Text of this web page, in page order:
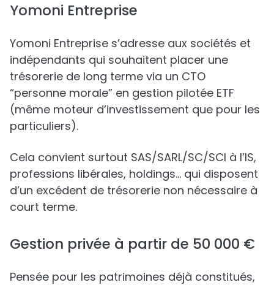
Yomoni Entreprise
Yomoni Entreprise s’adresse aux sociétés et
indépendants qui souhaitent placer une
trésorerie de long terme via un CTO
“personne morale” en gestion pilotée ETF
(même moteur d’investissement que pour les
particuliers).
Cela convient surtout SAS/SARL/SC/SCI à l’IS,
professions libérales, holdings… qui disposent
d’un excédent de trésorerie non nécessaire à
court terme.
Gestion privée à partir de 50 000 €
Pensée pour les patrimoines déjà constitués,